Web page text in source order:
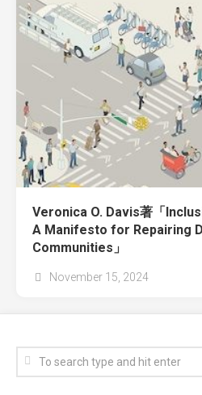
Veronica O. Davis著「
A Manifesto for Repairing
Communities」
November 15, 2024